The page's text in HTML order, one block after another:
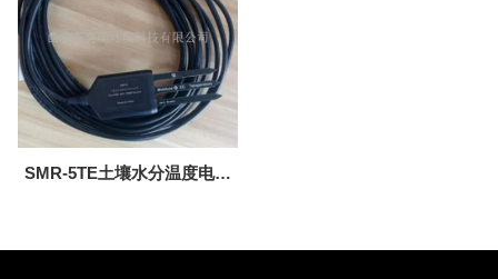
SMR-5TE土壤水分温度电导